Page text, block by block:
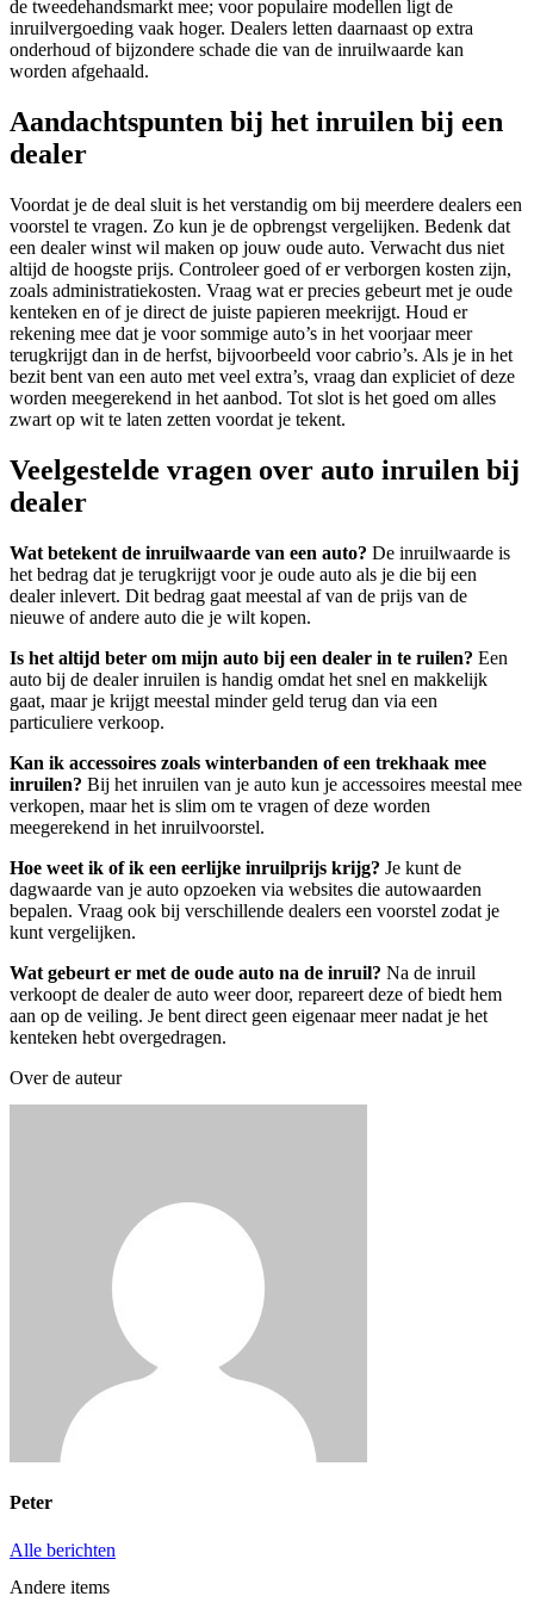
de tweedehandsmarkt mee; voor populaire modellen ligt de
inruilvergoeding vaak hoger. Dealers letten daarnaast op extra
onderhoud of bijzondere schade die van de inruilwaarde kan
worden afgehaald.
Aandachtspunten bij het inruilen bij een
dealer
Voordat je de deal sluit is het verstandig om bij meerdere dealers een
voorstel te vragen. Zo kun je de opbrengst vergelijken. Bedenk dat
een dealer winst wil maken op jouw oude auto. Verwacht dus niet
altijd de hoogste prijs. Controleer goed of er verborgen kosten zijn,
zoals administratiekosten. Vraag wat er precies gebeurt met je oude
kenteken en of je direct de juiste papieren meekrijgt. Houd er
rekening mee dat je voor sommige auto’s in het voorjaar meer
terugkrijgt dan in de herfst, bijvoorbeeld voor cabrio’s. Als je in het
bezit bent van een auto met veel extra’s, vraag dan expliciet of deze
worden meegerekend in het aanbod. Tot slot is het goed om alles
zwart op wit te laten zetten voordat je tekent.
Veelgestelde vragen over auto inruilen bij
dealer
Wat betekent de inruilwaarde van een auto? De inruilwaarde is
het bedrag dat je terugkrijgt voor je oude auto als je die bij een
dealer inlevert. Dit bedrag gaat meestal af van de prijs van de
nieuwe of andere auto die je wilt kopen.
Is het altijd beter om mijn auto bij een dealer in te ruilen? Een
auto bij de dealer inruilen is handig omdat het snel en makkelijk
gaat, maar je krijgt meestal minder geld terug dan via een
particuliere verkoop.
Kan ik accessoires zoals winterbanden of een trekhaak mee
inruilen? Bij het inruilen van je auto kun je accessoires meestal mee
verkopen, maar het is slim om te vragen of deze worden
meegerekend in het inruilvoorstel.
Hoe weet ik of ik een eerlijke inruilprijs krijg? Je kunt de
dagwaarde van je auto opzoeken via websites die autowaarden
bepalen. Vraag ook bij verschillende dealers een voorstel zodat je
kunt vergelijken.
Wat gebeurt er met de oude auto na de inruil? Na de inruil
verkoopt de dealer de auto weer door, repareert deze of biedt hem
aan op de veiling. Je bent direct geen eigenaar meer nadat je het
kenteken hebt overgedragen.
Over de auteur
Peter
Alle berichten
Andere items